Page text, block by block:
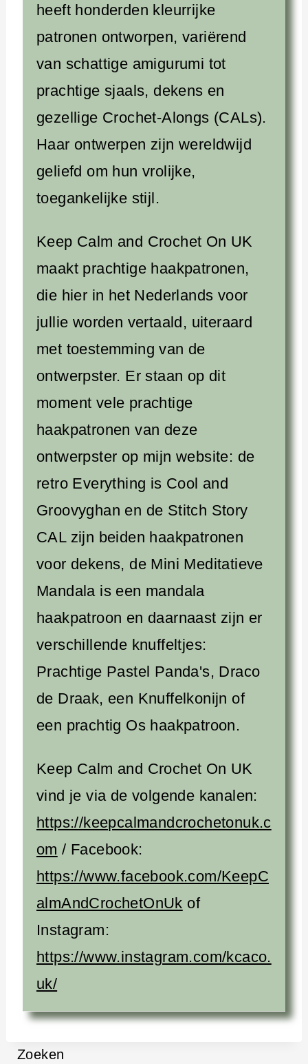
heeft honderden kleurrijke
patronen ontworpen, variërend
van schattige amigurumi tot
prachtige sjaals, dekens en
gezellige Crochet-Alongs (CALs).
Haar ontwerpen zijn wereldwijd
geliefd om hun vrolijke,
toegankelijke stijl.
Keep Calm and Crochet On UK
maakt prachtige haakpatronen,
die hier in het Nederlands voor
jullie worden vertaald, uiteraard
met toestemming van de
ontwerpster. Er staan op dit
moment vele prachtige
haakpatronen van deze
ontwerpster op mijn website: de
retro Everything is Cool and
Groovyghan en de Stitch Story
CAL zijn beiden haakpatronen
voor dekens, de Mini Meditatieve
Mandala is een mandala
haakpatroon en daarnaast zijn er
verschillende knuffeltjes:
Prachtige Pastel Panda's, Draco
de Draak, een Knuffelkonijn of
een prachtig Os haakpatroon.
Keep Calm and Crochet On UK
vind je via de volgende kanalen:
https://keepcalmandcrochetonuk.c
om / Facebook:
https://www.facebook.com/KeepC
almAndCrochetOnUk of
Instagram:
https://www.instagram.com/kcaco.
uk/
Zoeken